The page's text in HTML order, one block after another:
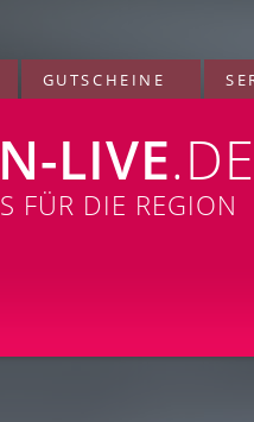
GUTSCHEINE
LIVE.DE
FÜR DIE REGION